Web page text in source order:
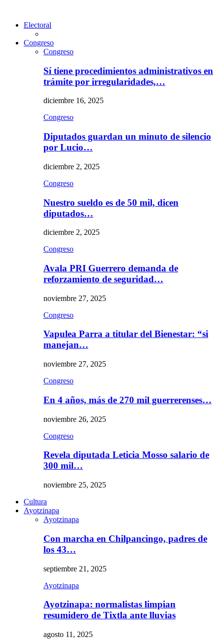
Electoral
Congreso
Congreso
Sí tiene procedimientos administrativos en
trámite por irregularidades,…
diciembre 16, 2025
Congreso
Diputados guardan un minuto de silencio
por Lucio…
diciembre 2, 2025
Congreso
Nuestro sueldo es de 50 mil, dicen
diputados…
diciembre 2, 2025
Congreso
Avala PRI Guerrero demanda de
reforzamiento de seguridad…
noviembre 27, 2025
Congreso
Vapulea Parra a titular del Bienestar: “si
manejan…
noviembre 27, 2025
Congreso
En 4 años, más de 270 mil guerrerenses…
noviembre 26, 2025
Congreso
Revela diputada Leticia Mosso salario de
300 mil…
noviembre 25, 2025
Cultura
Ayotzinapa
Ayotzinapa
Con marcha en Chilpancingo, padres de
los 43…
septiembre 21, 2025
Ayotzinapa
Ayotzinapa: normalistas limpian
resumidero de Tixtla ante lluvias
agosto 11, 2025